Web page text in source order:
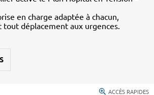
en charge adaptée à chacun,
tout déplacement aux urgences.
ACCÈS RAPIDES